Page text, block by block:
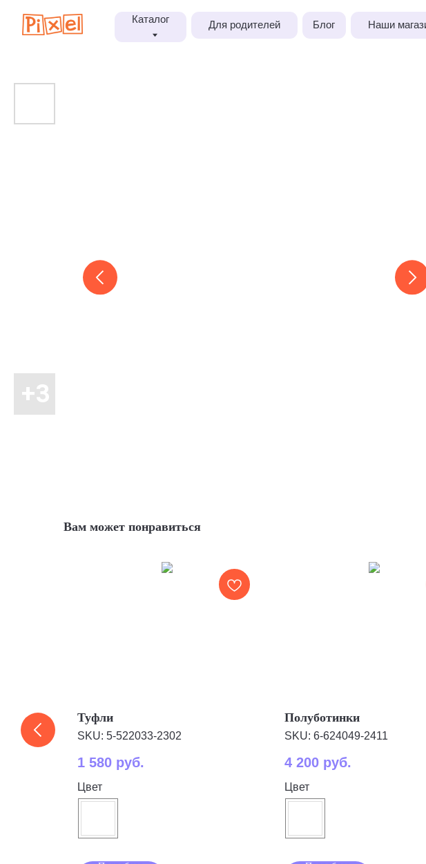
Каталог Для родителей Блог Наши магазины
Вам может понравиться
Туфли
SKU: 5-522033-2302
1 580 руб.
Цвет
Полуботинки
SKU: 6-624049-2411
4 200 руб.
Цвет